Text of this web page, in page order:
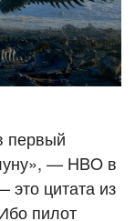
первый
— HBO в
это цитата из
пилот